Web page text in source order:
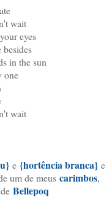
wait
eyes
in the sun
one
wait
e {hortência branca} e
um de meus carimbos,
Bellepoq